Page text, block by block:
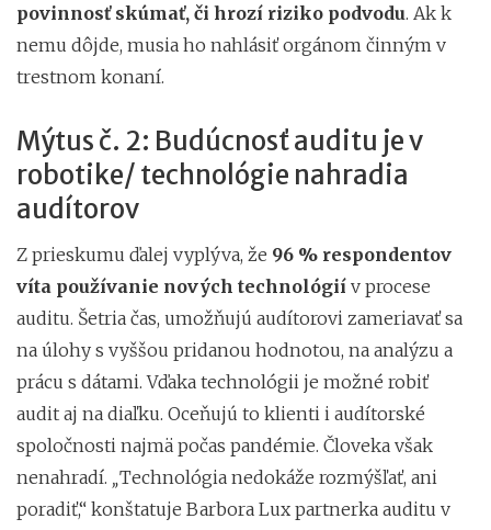
povinnosť skúmať, či hrozí riziko podvodu. Ak k
nemu dôjde, musia ho nahlásiť orgánom činným v
trestnom konaní.
Mýtus č. 2: Budúcnosť auditu je v
robotike/ technológie nahradia
audítorov
Z prieskumu ďalej vyplýva, že 96 % respondentov
víta používanie nových technológií v procese
auditu. Šetria čas, umožňujú audítorovi zameriavať sa
na úlohy s vyššou pridanou hodnotou, na analýzu a
prácu s dátami. Vďaka technológii je možné robiť
audit aj na diaľku. Oceňujú to klienti i audítorské
spoločnosti najmä počas pandémie. Človeka však
nenahradí. „Technológia nedokáže rozmýšľať, ani
poradiť,“ konštatuje Barbora Lux partnerka auditu v